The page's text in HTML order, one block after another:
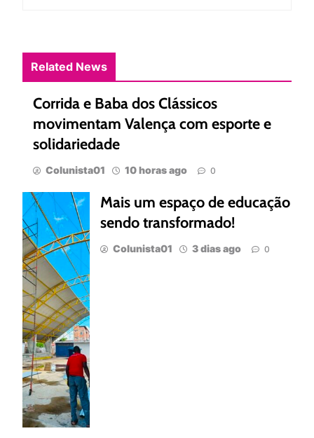
Related News
Corrida e Baba dos Clássicos
movimentam Valença com esporte e
solidariedade
Colunista01 10 horas ago 0
Mais um espaço de educação
sendo transformado!
Colunista01 3 dias ago 0